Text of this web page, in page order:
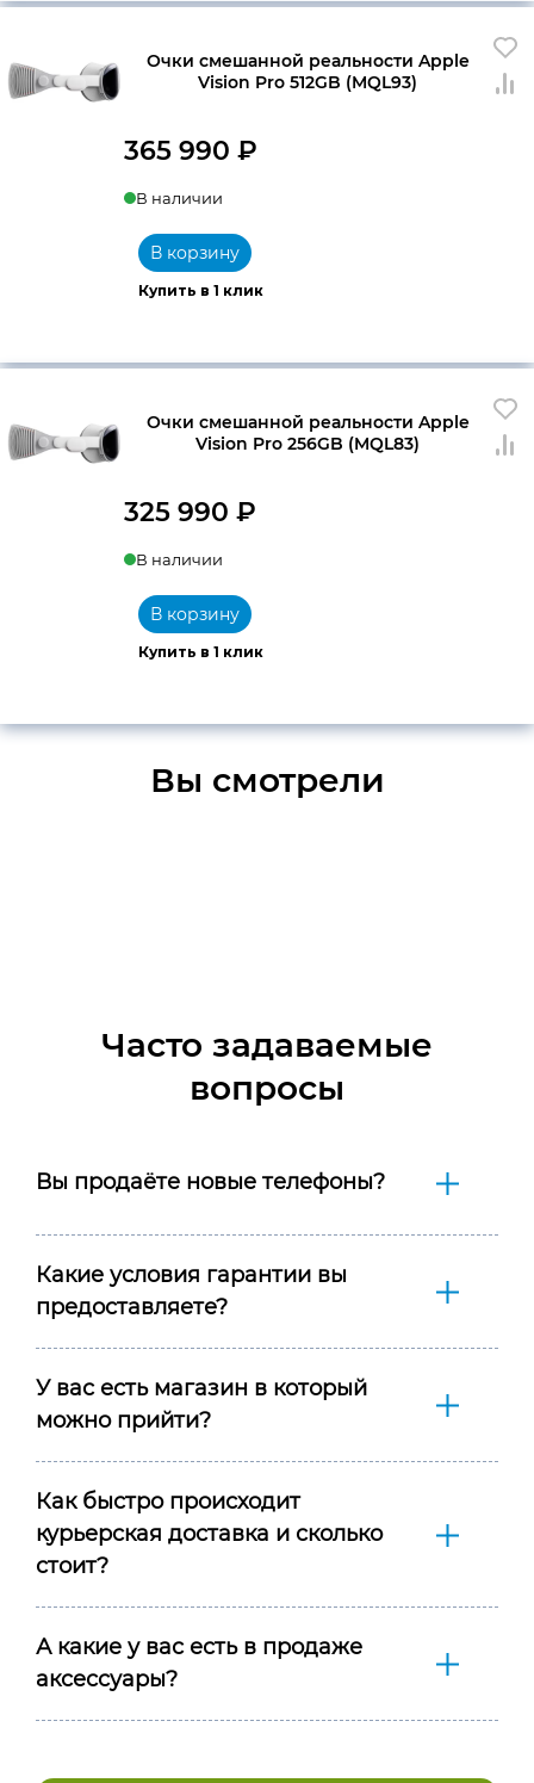
Очки смешанной реальности Apple
Vision Pro 512GB (MQL93)
365 990 ₽
В наличии
Купить в 1 клик
В корзину
Очки смешанной реальности Apple
Vision Pro 256GB (MQL83)
325 990 ₽
В наличии
Купить в 1 клик
В корзину
Вы смотрели
Часто задаваемые
вопросы
Вы продаёте новые телефоны?
Какие условия гарантии вы
предоставляете?
У вас есть магазин в который
можно прийти?
Как быстро происходит
курьерская доставка и сколько
стоит?
А какие у вас есть в продаже
аксессуары?